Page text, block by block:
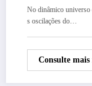
No dinâmico universo
s oscilações do…
Consulte